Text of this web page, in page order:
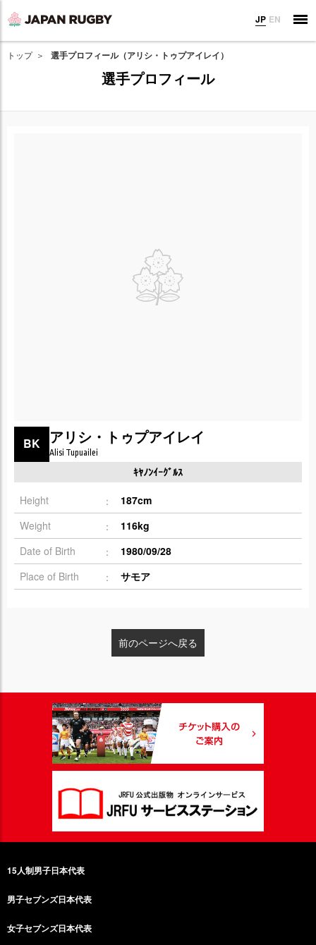
JP EN
トップ 選手プロフィール（アリシ・トゥプアイレイ）
選手プロフィール
BK アリシ・トゥプアイレイ
Alisi Tupuailei
ｷﾔﾉﾝｲｰｸﾞﾙｽ
Height
187cm
Weight
116kg
Date of Birth
1980/09/28
Place of Birth
サモア
前のページへ戻る
15人制男子日本代表
男子セブンズ日本代表
女子セブンズ日本代表